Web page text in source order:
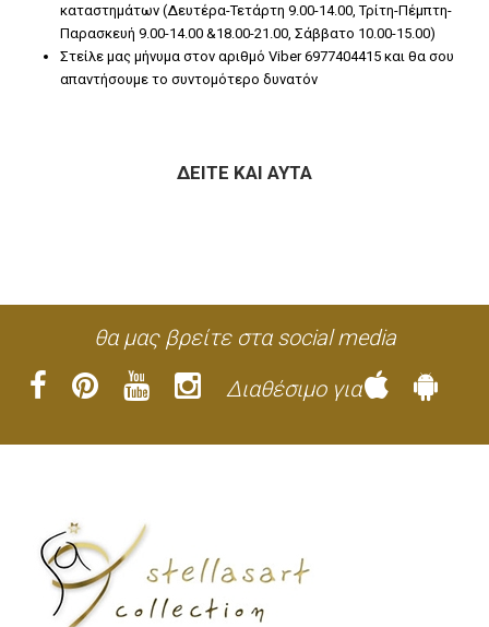
καταστημάτων (Δευτέρα-Τετάρτη 9.00-14.00, Τρίτη-Πέμπτη-
Παρασκευή 9.00-14.00 &18.00-21.00, Σάββατο 10.00-15.00)
Στείλε μας μήνυμα στον αριθμό Viber 6977404415 και θα σου
απαντήσουμε το συντομότερο δυνατόν
ΔΕΊΤΕ ΚΑΙ ΑΥΤΆ
θα μας βρείτε στα social media
Διαθέσιμο για